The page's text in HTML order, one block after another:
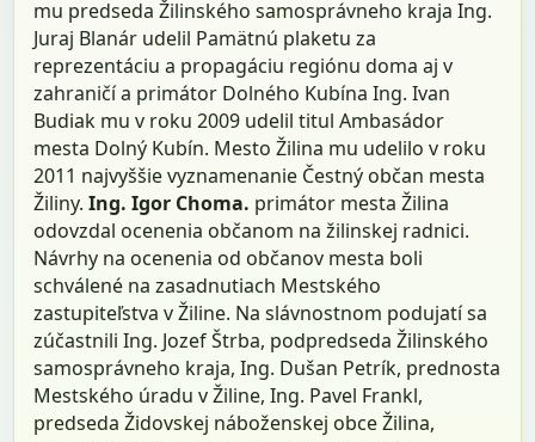
mu predseda Žilinského samosprávneho kraja Ing.
Juraj Blanár udelil Pamätnú plaketu za
reprezentáciu a propagáciu regiónu doma aj v
zahraničí a primátor Dolného Kubína Ing. Ivan
Budiak mu v roku 2009 udelil titul Ambasádor
mesta Dolný Kubín. Mesto Žilina mu udelilo v roku
2011 najvyššie vyznamenanie Čestný občan mesta
Žiliny.Ing. Igor Choma. primátor mesta Žilina
odovzdal ocenenia občanom na žilinskej radnici.
Návrhy na ocenenia od občanov mesta boli
schválené na zasadnutiach Mestského
zastupiteľstva v Žiline. Na slávnostnom podujatí sa
zúčastnili Ing. Jozef Štrba, podpredseda Žilinského
samosprávneho kraja, Ing. Dušan Petrík, prednosta
Mestského úradu v Žiline, Ing. Pavel Frankl,
predseda Židovskej náboženskej obce Žilina,